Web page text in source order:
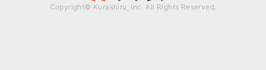
Copyright© Kurashiru, Inc. All Rights Reserved.